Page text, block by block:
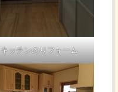
キッチンのリフォーム